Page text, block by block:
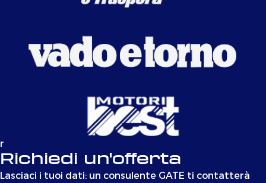
r
Richiedi un'offerta
Lasciaci i tuoi dati: un consulente GATE ti contatterà